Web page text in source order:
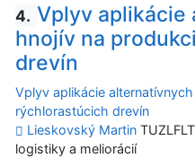
4. Vplyv
hnojív na
drevín
Vplyv aplikácie
rýchlorastúcich drevín
Lieskovský Martin
logistiky a meliorácií